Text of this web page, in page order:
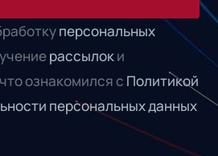
персональных
рассылоки
ознакомился с Политикой
персональных данных